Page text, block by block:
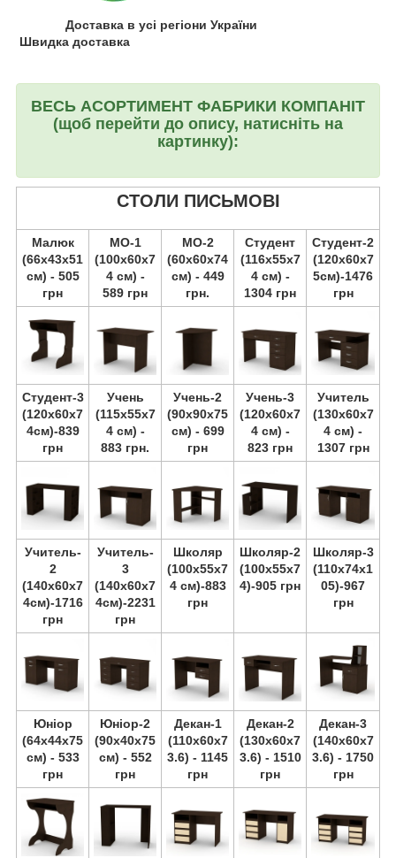
Доставка в усі регіони України
Швидка доставка
ВЕСЬ АСОРТИМЕНТ ФАБРИКИ КОМПАНІТ
(щоб перейти до опису, натисніть на
картинку):
СТОЛИ ПИСЬМОВІ
Малюк
(66х43х51
см) - 505
грн
МО-1
(100х60х7
4 см) -
589 грн
МО-2
(60х60х74
см) - 449
грн.
Студент
(116х55х7
4 см) -
1304 грн
Студент-2
(120х60х7
5см)-1476
грн
Студент-3
(120х60х7
4см)-839
грн
Учень
(115х55х7
4 см) -
883 грн.
Учень-2
(90х90х75
см) - 699
грн
Учень-3
(120х60х7
4 см) -
823 грн
Учитель
(130х60х7
4 см) -
1307 грн
Учитель-
2
(140х60х7
4см)-1716
грн
Учитель-
3
(140х60х7
4см)-2231
грн
Школяр
(100х55х7
4 см)-883
грн
Школяр-2
(100х55х7
4)-905 грн
Школяр-3
(110х74х1
05)-967
грн
Юніор
(64х44х75
см) - 533
грн
Юніор-2
(90х40х75
см) - 552
грн
Декан-1
(110х60х7
3.6) - 1145
грн
Декан-2
(130х60х7
3.6) - 1510
грн
Декан-3
(140х60х7
3.6) - 1750
грн